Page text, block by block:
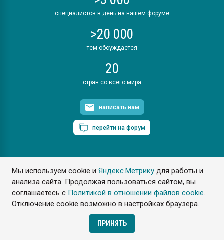
Мы используем cookie иЯндекс.Метрику для работы и
анализа сайта. Продолжая пользоваться сайтом, вы
соглашаетесь с Политикой в отношении файлов cookie.
Отключение cookie возможно в настройках браузера.
ПРИНЯТЬ
специалистов в день на нашем форуме
>20 000
тем обсуждается
20
стран со всего мира
написать нам
перейти на форум
ПластЭксперт © 2006. Все права защищены
Разрешается копирование материалов сайта с обязательной
ссылкой на www.e-plastic.ru
Разработка сайта